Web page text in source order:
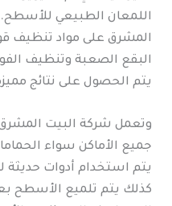
اللمعان الطبيعي
المشرق على مواد تنظيف
البقع الصعبة وتنظيف
يتم الحصول على نتائج
وتعمل شركة البيت
جميع الأماكن سواء
يتم استخدام أدوات حديثة
كذلك يتم تلميع الأسطح